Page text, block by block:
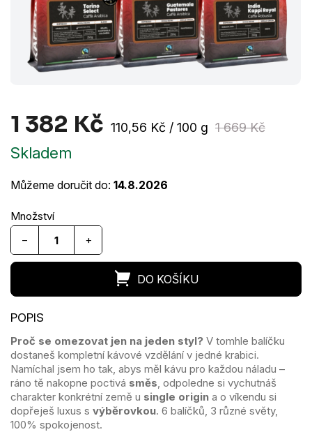
1 669 Kč
1 382 Kč Měrná
110,56 Kč / 100 g
Skladem
Můžeme doručit do: 14.8.2026
+
−
Proč se omezovat jen na jeden styl? V tomhle balíčku
dostaneš kompletní kávové vzdělání v jedné krabici.
Namíchal jsem ho tak, abys měl kávu pro každou náladu –
ráno tě nakopne poctivá směs, odpoledne si vychutnáš
charakter konkrétní země u single origin a o víkendu si
dopřeješ luxus s výběrovkou. 6 balíčků, 3 různé světy,
100% spokojenost.